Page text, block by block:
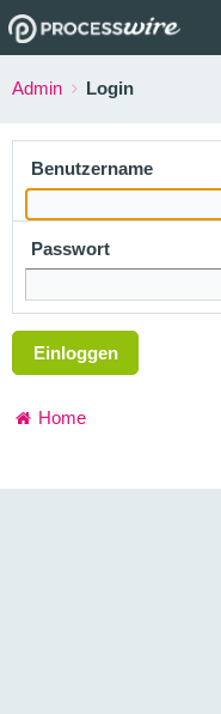
Admin Login
Benutzername
Passwort
Einloggen
Home